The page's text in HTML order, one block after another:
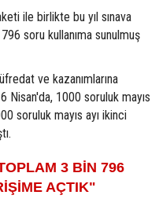
ile birlikte bu yıl sınava
soru kullanıma sunulmuş
ve kazanımlarına
1000 soruluk mayıs
soruluk mayıs ayı ikinci
3 BİN 796
AÇTIK"